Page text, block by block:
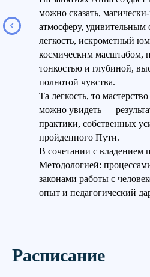
можно сказать,
атмосферу, удивительным
легкость, искрометный
космическим масштабом,
тонкостью и глубиной,
полнотой чувства.
Та легкость, то
можно увидеть —
практики, собственных
пройденного Пути.
В сочетании с владением
Методологией:
законами работы с
опыт и педагогический
Расписание